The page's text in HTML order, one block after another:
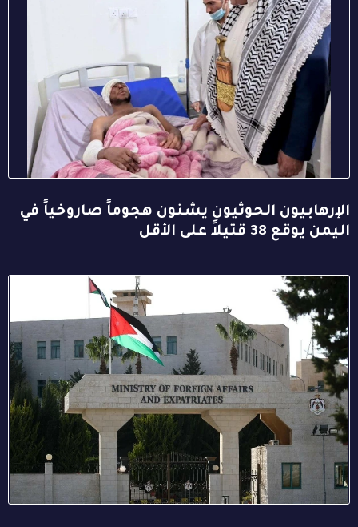
الإرهابيون الحوثيون يشنون هجوماً صاروخياً في
اليمن يوقع 38 قتيلاً على الأقل